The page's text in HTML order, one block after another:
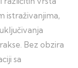
istraživanjima,
Bez obzira
sa